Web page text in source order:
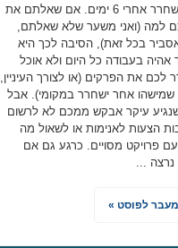
אני משחרר אחרי 6 ימים. אם שאלתם את
למה (ואני משער שלא שאלתם,
בכל זאת), הסיבה לכך היא
בעבודה כל היום ולא אוכל
לכם את הפרקים (או לצורך העיניין,
שמישהו אחר ישחרר במקומי). אבל
עיקר אבקש ממכם לא לרשום
הצעות לאנימות או לשאול מה
פרויקט מסויים. כרגע גם אם
נרצה ...
מעבר לפוסט »